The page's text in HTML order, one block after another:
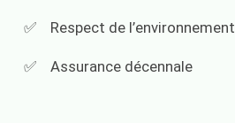
Respect de l’environnement
Assurance décennale